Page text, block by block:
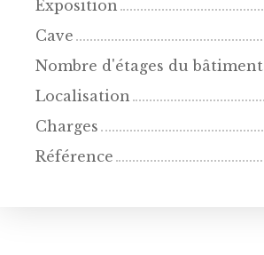
Exposition
Cave
Nombre d'étages du bâtiment
Localisation
Charges
Référence